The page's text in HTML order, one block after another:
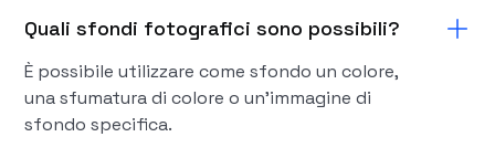
Quali sfondi fotografici sono possibili?
È possibile utilizzare come sfondo un colore,
una sfumatura di colore o un'immagine di
sfondo specifica.